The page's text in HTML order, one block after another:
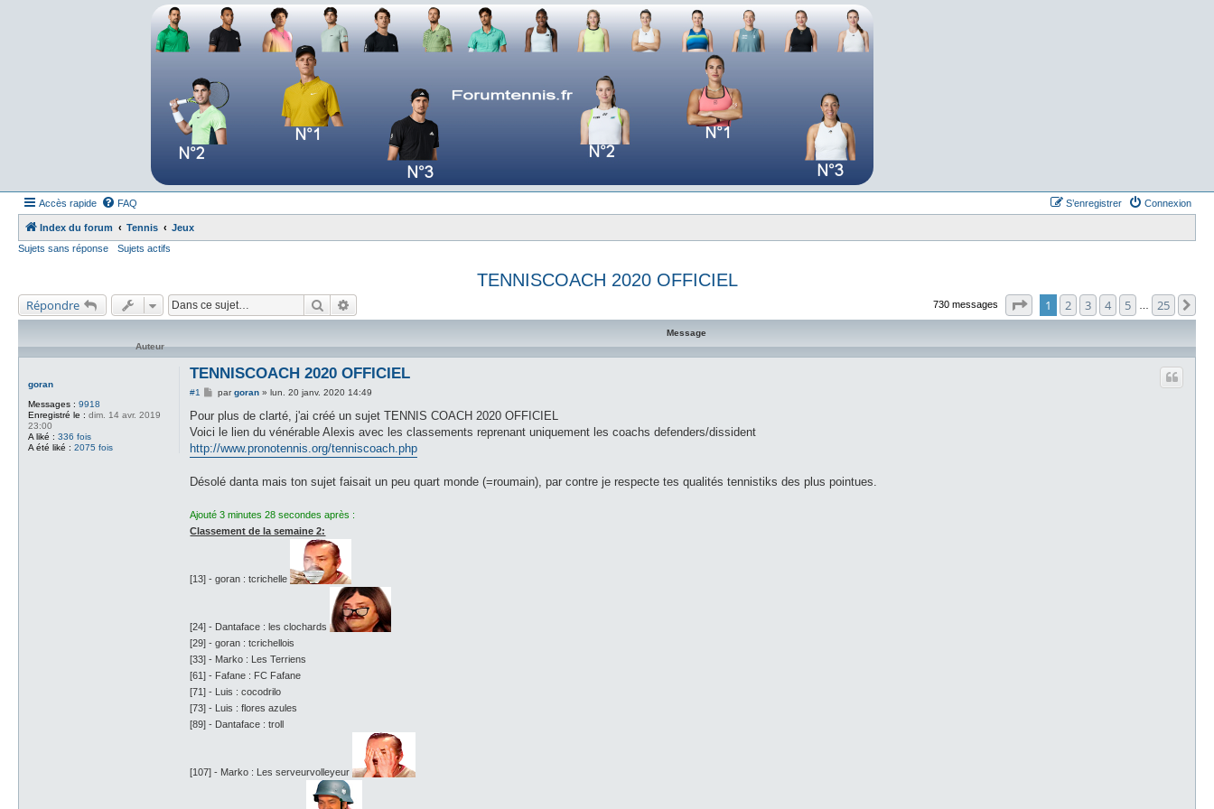
Le forum des passionnés de tennis
Accès rapide FAQ Connexion
S’enregistrer
Index du forum Tennis
Jeux
Sujets sans réponse
Sujets actifs
TENNISCOACH 2020 OFFICIEL
Répondre Rechercher 730 messages Page sur25
1 2 3 4 5 25
Message
Auteur
goran
Messages : 9918
Enregistré le : dim. 14 avr. 2019
23:00
A liké : 336 fois
A été liké : 2075 fois
TENNISCOACH 2020 OFFICIEL
#1
M
s
s
a
g
e
pargoran »lun. 20 janv. 2020 14:49
Pour plus de clarté, j'ai créé un sujet TENNIS COACH 2020 OFFICIEL
Voici le lien du vénérable Alexis avec les classements reprenant uniquement les coachs defenders/dissident
http://www.pronotennis.org/tenniscoach.php
Désolé danta mais ton sujet faisait un peu quart monde (=roumain), par contre je respecte tes qualités tennistiks des plus pointues.
Ajouté 3 minutes 28 secondes après :
Classement de la semaine 2:
[13] - goran : tcrichelle
[24] - Dantaface : les clochards
[29] - goran : tcrichellois
[33] - Marko : Les Terriens
[61] - Fafane : FC Fafane
[71] - Luis : cocodrilo
[73] - Luis : flores azules
[89] - Dantaface : troll
[107] - Marko : Les serveurvolleyeur